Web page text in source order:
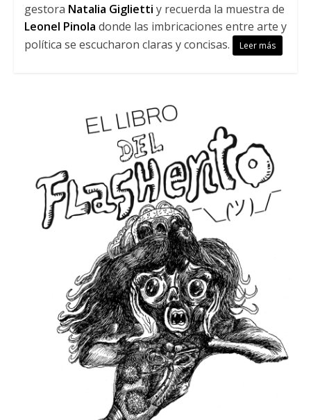
gestora Natalia Giglietti y recuerda la muestra de
Leonel Pinola donde las imbricaciones entre arte y
política se escucharon claras y concisas.
Leer más